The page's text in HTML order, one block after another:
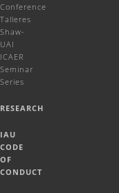
Conference
Talleres
Shaw-
UAI
ICAER
Seminar
Series
RESEARCH
IAU
CODE
OF
CONDUCT